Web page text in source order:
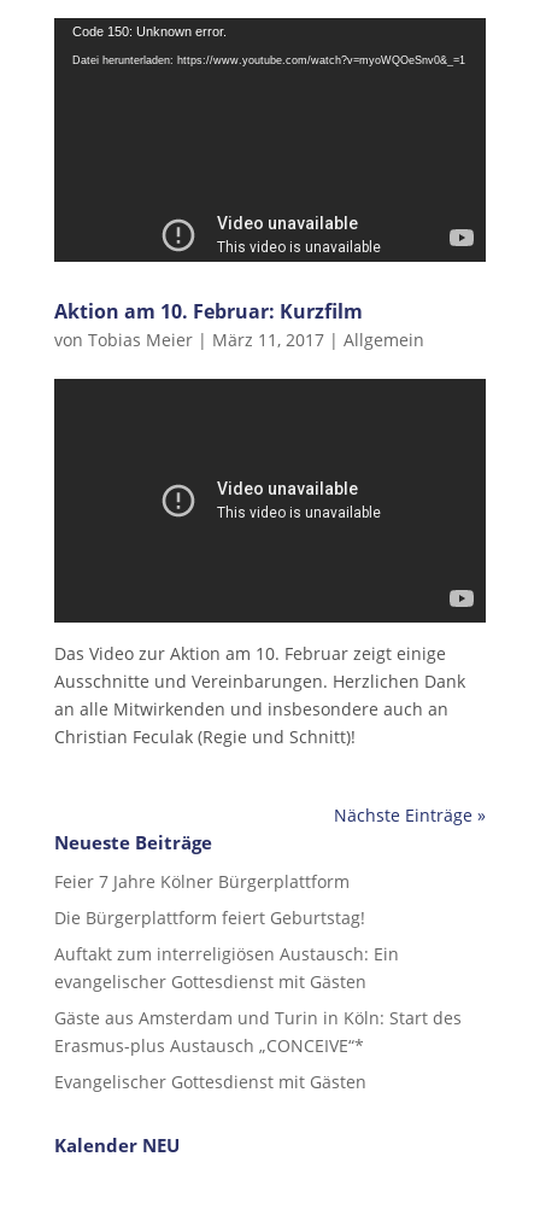
Video-
Player
Code 150: Unknown error.
Datei herunterladen: https://www.youtube.com/watch?v=myoWQOeSnv0&_=1
Aktion am 10. Februar: Kurzfilm
von Tobias Meier| März 11, 2017| Allgemein
Das Video zur Aktion am 10. Februar zeigt einige
Ausschnitte und Vereinbarungen. Herzlichen Dank
an alle Mitwirkenden und insbesondere auch an
Christian Feculak (Regie und Schnitt)!
Nächste Einträge »
Neueste Beiträge
Feier 7 Jahre Kölner Bürgerplattform
Die Bürgerplattform feiert Geburtstag!
Auftakt zum interreligiösen Austausch: Ein
evangelischer Gottesdienst mit Gästen
Gäste aus Amsterdam und Turin in Köln: Start des
Erasmus-plus Austausch „CONCEIVE“*
Evangelischer Gottesdienst mit Gästen
Kalender NEU